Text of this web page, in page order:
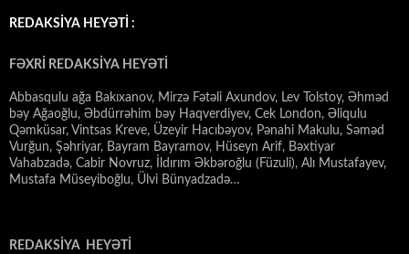
REDAKSİYA HEYƏTİ :
FƏXRİ REDAKSİYA HEYƏTİ
Abbasqulu ağa Bakıxanov, Mirzə Fətəli Axundov, Lev Tolstoy, Əhməd
bəy Ağaoğlu, Əbdürrəhim bəy Haqverdiyev, Cek London, Əliqulu
Qəmküsar, Vintsas Kreve, Üzeyir Hacıbəyov, Pənahi Makulu, Səməd
Vurğun, Şəhriyar, Bayram Bayramov, Hüseyn Arif, Bəxtiyar
Vahabzadə, Cabir Novruz, İldırım Əkbəroğlu (Füzuli), Alı Mustafayev,
Mustafa Müseyiboğlu, Ülvi Bünyadzadə…
REDAKSİYA HEYƏTİ